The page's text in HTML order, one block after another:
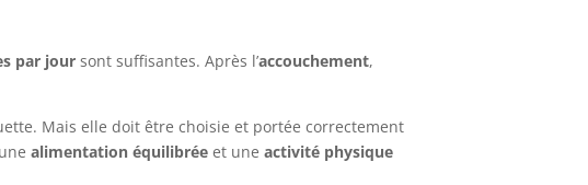
par jour sont suffisantes. Après l’accouchement,
Mais elle doit être choisie et portée correctement
alimentation équilibrée et uneactivité physique